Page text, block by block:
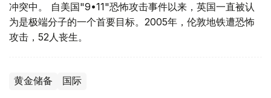
冲突中。 自美国"9•11"恐怖攻击事件以来，英国一直被认
为是极端分子的一个首要目标。2005年，伦敦地铁遭恐怖
攻击，52人丧生。
黄金储备 国际